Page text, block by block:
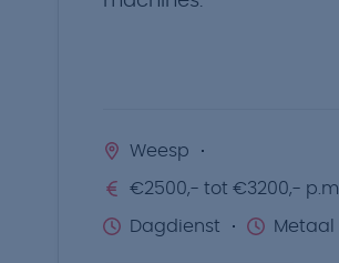
Weesp
€2500,- tot €3200,- p.m.
Dagdienst Metaal